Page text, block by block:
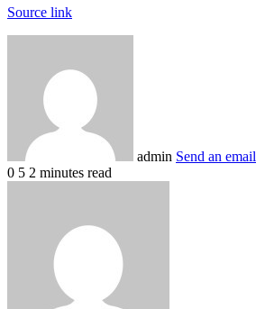
Source link
admin Send an email
0 5 2 minutes read